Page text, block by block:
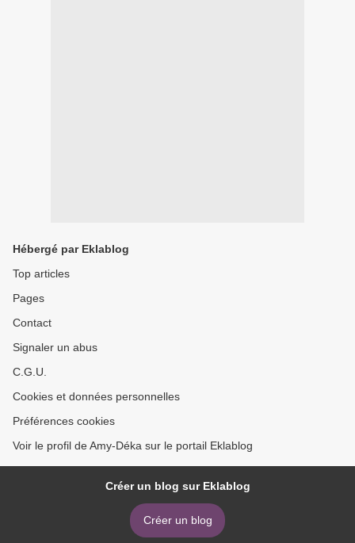
Hébergé par Eklablog
Top articles
Pages
Contact
Signaler un abus
C.G.U.
Cookies et données personnelles
Préférences cookies
Voir le profil de Amy-Déka sur le portail Eklablog
Créer un blog sur Eklablog
Créer un blog